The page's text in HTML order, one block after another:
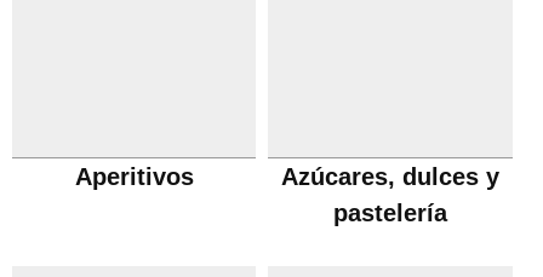
Aperitivos
Azúcares, dulces y
pastelería